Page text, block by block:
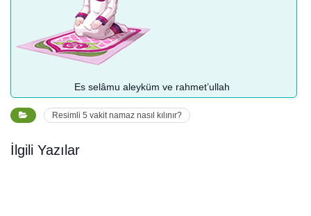
Es selâmu aleyküm ve rahmet’ullah
Resimli 5 vakit namaz nasıl kılınır?
İlgili Yazılar